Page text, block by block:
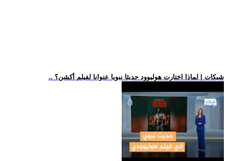
.. شبكات | لماذا اختارت هوليوود حديثا نبويا عنوانا لفيلم أكشن؟